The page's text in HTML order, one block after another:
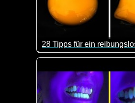
28 Tipps für ein
Das sind doch mal wieder